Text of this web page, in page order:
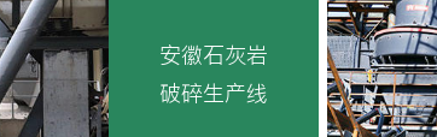
安徽石灰岩
破碎生产线